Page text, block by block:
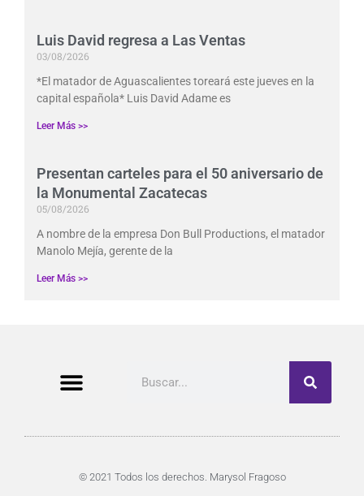
Luis David regresa a Las Ventas
03/08/2026
*El matador de Aguascalientes toreará este jueves en la
capital española* Luis David Adame es
Leer Más >>
Presentan carteles para el 50 aniversario de
la Monumental Zacatecas
05/08/2026
A nombre de la empresa Don Bull Productions, el matador
Manolo Mejía, gerente de la
Leer Más >>
© 2021 Todos los derechos. Marysol Fragoso